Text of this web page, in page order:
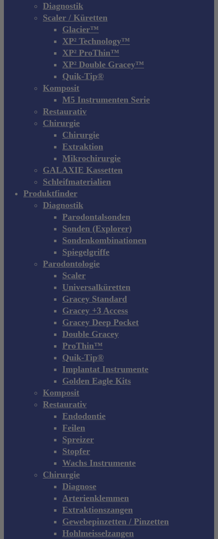
Diagnostik
Scaler / Küretten
Glacier™
XP² Technology™
XP² ProThin™
XP² Double Gracey™
Quik-Tip®
Komposit
M5 Instrumenten Serie
Restaurativ
Chirurgie
Chirurgie
Extraktion
Mikrochirurgie
GALAXIE Kassetten
Schleifmaterialien
Produktfinder
Diagnostik
Parodontalsonden
Sonden (Explorer)
Sondenkombinationen
Spiegelgriffe
Parodontologie
Scaler
Universalküretten
Gracey Standard
Gracey +3 Access
Gracey Deep Pocket
Double Gracey
ProThin™
Quik-Tip®
Implantat Instrumente
Golden Eagle Kits
Komposit
Restaurativ
Endodontie
Feilen
Spreizer
Stopfer
Wachs Instrumente
Chirurgie
Diagnose
Arterienklemmen
Extraktionszangen
Gewebepinzetten / Pinzetten
Hohlmeisselzangen